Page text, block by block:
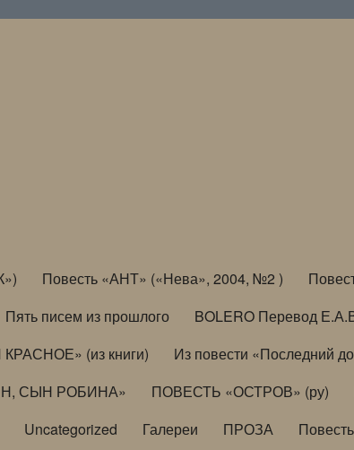
Повесть «АНТ» («Нева», 2004, №2 )
Пять писем из прошлого BOLERO Перевод
(из книги) Из повести «Последний
СЫН РОБИНА» ПОВЕСТЬ «ОСТРОВ» (ру)
Uncategorized Галереи ПРОЗА